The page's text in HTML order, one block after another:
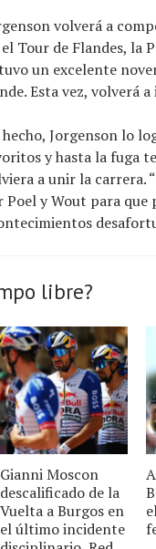
volverá a
Tour de Flandes, la
un excelente
Esta vez, volverá
hecho, Jorgenson lo
y hasta la fuga
a unir la carrera.
Poel y Wout para que
libre?
Gianni Moscon
descalificado de la
Vuelta a Burgos en
el último incidente